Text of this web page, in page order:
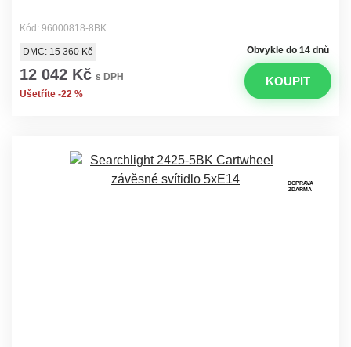
Kód: 96000818-8BK
Obvykle do 14 dnů
DMC: 15 360 Kč
12 042 Kč s DPH
Ušetříte -22 %
KOUPIT
DOPRAVA
ZDARMA